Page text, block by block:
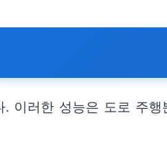
이러한 성능은 도로 주